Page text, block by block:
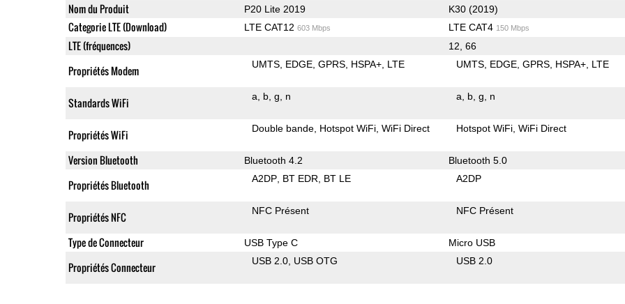
Nom du Produit P20 Lite 2019 K30 (2019)
Categorie LTE (Download) LTE CAT12 603 Mbps LTE CAT4 150 Mbps
LTE (fréquences) 12, 66
Propriétés Modem UMTS EDGE GPRS HSPA+ LTE UMTS EDGE GPRS HSPA+ LTE
Standards WiFi a b g n a b g n
Propriétés WiFi Double bande Hotspot WiFi WiFi Direct Hotspot WiFi WiFi Direct
Version Bluetooth Bluetooth 4.2 Bluetooth 5.0
Propriétés Bluetooth A2DP BT EDR BT LE A2DP
Propriétés NFC NFC Présent NFC Présent
Type de Connecteur USB Type C Micro USB
Propriétés Connecteur USB 2.0 USB OTG USB 2.0